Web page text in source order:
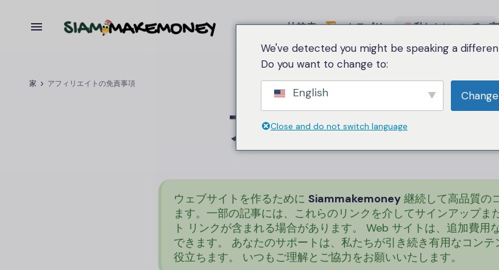
比較表 カテゴリー 私たちについて
家 アフィリエイトの免責事項
アフィリエイトの
ウェブサイトを作るために Siammakemoney 継続して高品質の
ます。一部の記事には、これらのリンクを介してサインアップま
ト リンクが含まれる場合があります。 Web サイトは、追加費用
できます。 あなたのサポートは、私たちが引き続き有用なコン
役立ちます。 いつもご理解とご協力をお願いいたします。
We've detected you might be speaking a
Do you want to change to:
English
Close and do not switch language